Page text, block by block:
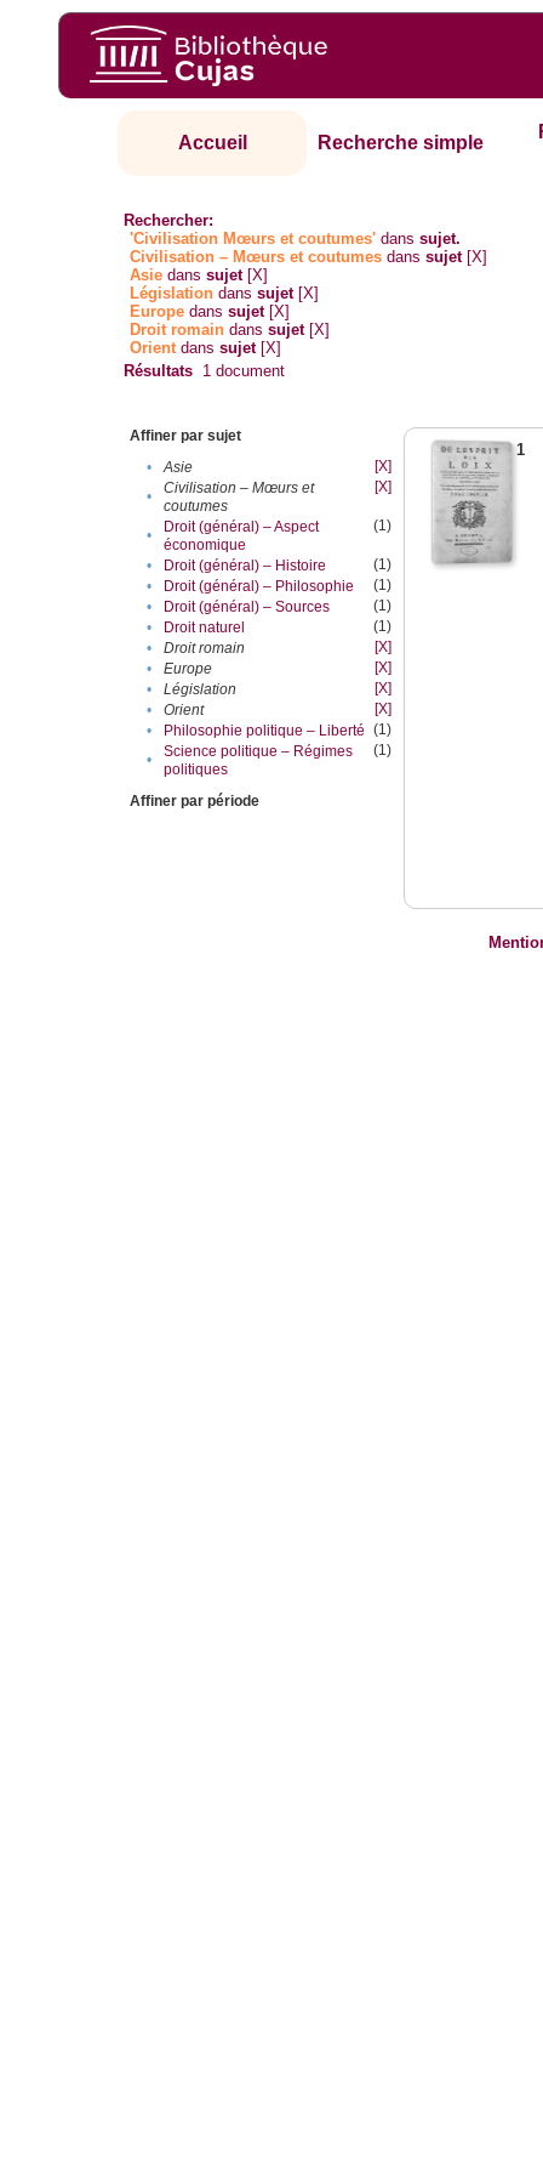
Accueil Recherche simple
Rechercher:
'Civilisation Mœurs et coutumes' danssujet.
Civilisation – Mœurs et coutumes danssujet [X]
Asie danssujet [X]
Législation danssujet [X]
Europe danssujet [X]
Droit romain danssujet [X]
Orientdanssujet [X]
Résultats 1 document
Affiner par sujet
•
Asie
[X]
•
Civilisation – Mœurs et
coutumes
[X]
•
Droit (général) – Aspect
économique
(1)
• Droit (général) – Histoire
(1)
•
Droit (général) – Philosophie
(1)
•
Droit (général) – Sources
(1)
•
Droit naturel
(1)
•
Droit romain
[X]
•
Europe
[X]
•
Législation
[X]
•
Orient
[X]
•
Philosophie politique – Liberté (1)
•
Science politique – Régimes
politiques
(1)
Affiner par période
1